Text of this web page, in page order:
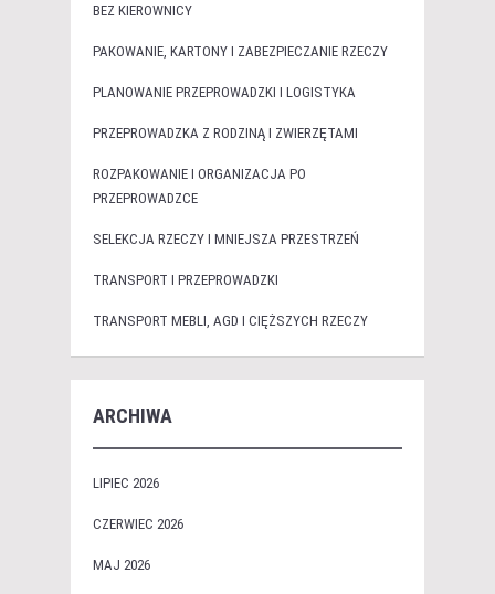
BEZ KIEROWNICY
PAKOWANIE, KARTONY I ZABEZPIECZANIE RZECZY
PLANOWANIE PRZEPROWADZKI I LOGISTYKA
PRZEPROWADZKA Z RODZINĄ I ZWIERZĘTAMI
ROZPAKOWANIE I ORGANIZACJA PO
PRZEPROWADZCE
SELEKCJA RZECZY I MNIEJSZA PRZESTRZEŃ
TRANSPORT I PRZEPROWADZKI
TRANSPORT MEBLI, AGD I CIĘŻSZYCH RZECZY
ARCHIWA
LIPIEC 2026
CZERWIEC 2026
MAJ 2026